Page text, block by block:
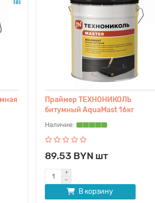
Праймер ТЕХНОНИКОЛЬ
битумный AquaMast 16кг
89.53 BYN шт
В корзину